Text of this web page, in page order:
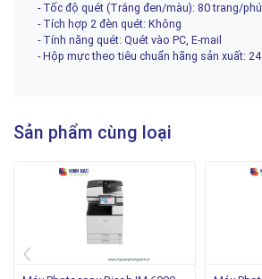
- Tốc độ quét (Trắng đen/màu): 80 trang/
- Tích hợp 2 đèn quét: Không
- Tính năng quét: Quét vào PC, E-mail
- Hộp mực theo tiêu chuẩn hãng sản xuất:
Sản phẩm cùng loại